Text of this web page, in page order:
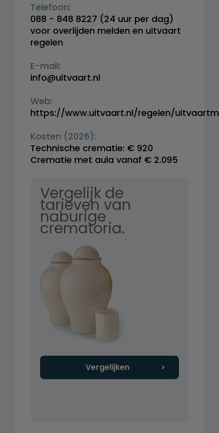
Telefoon:
088 - 848 8227 (24 uur per dag)
voor overlijden melden en uitvaart
regelen
E-mail:
info@uitvaart.nl
Web:
https://www.uitvaart.nl/regelen/
Kosten (2026):
Technische crematie: € 920
Crematie met aula vanaf € 2.095
Vergelijk de
tarieven van
naburige
crematoria.
Vergelijken